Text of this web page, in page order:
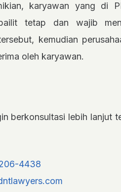
karyawan yang di
tetap dan wajib
kemudian
oleh karyawan.
berkonsultasi lebih lanjut
4438